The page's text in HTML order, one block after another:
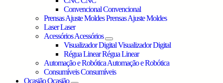
ConvencionalConvencional
Prensas Ajuste MoldesPrensas Ajuste Moldes
LaserLaser
AcessóriosAcessórios
Visualizador DigitalVisualizador Digital
Régua LinearRégua Linear
Automação e RobóticaAutomação e Robótica
ConsumíveisConsumíveis
OcasiãoOcasião